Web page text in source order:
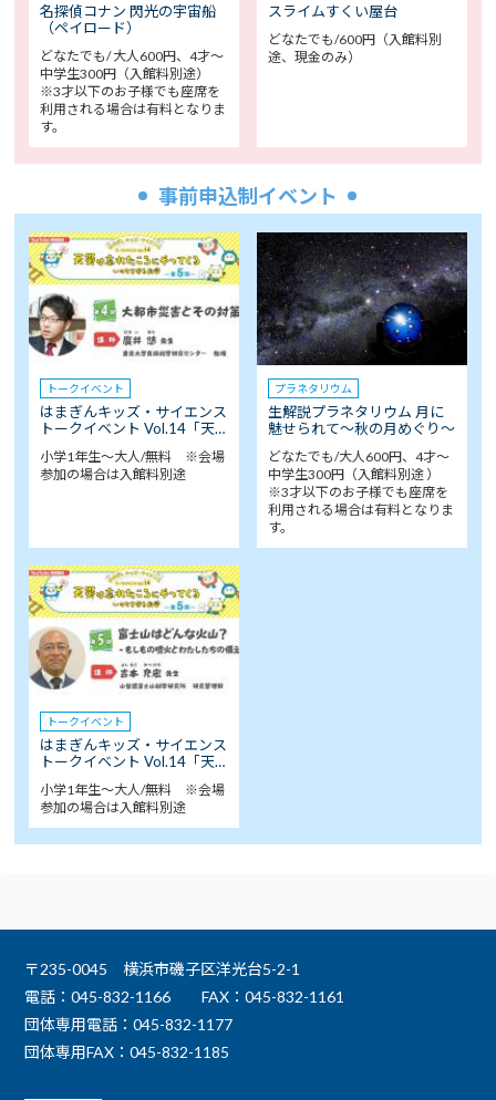
名探偵コナン 閃光の宇宙船
（ペイロード）
どなたでも/ 大人600円、4才～
中学生300円（入館料別途）
※3才以下のお子様でも座席を
利用される場合は有料となりま
す。
スライムすくい屋台
どなたでも/600円（入館料別
途、現金のみ）
事前申込制イベント
トークイベント
はまぎんキッズ・サイエンス
トークイベント Vol.14「天…
小学1年生～大人/無料 ※会場
参加の場合は入館料別途
プラネタリウム
生解説プラネタリウム 月に
魅せられて～秋の月めぐり～
どなたでも/大人600円、4才～
中学生300円（入館料別途 ）
※3才以下のお子様でも座席を
利用される場合は有料となりま
す。
トークイベント
はまぎんキッズ・サイエンス
トークイベント Vol.14「天…
小学1年生～大人/無料 ※会場
参加の場合は入館料別途
〒235-0045 横浜市磯子区洋光台5-2-1
電話：045-832-1166
FAX：045-832-1161
団体専用電話：045-832-1177
団体専用FAX：045-832-1185